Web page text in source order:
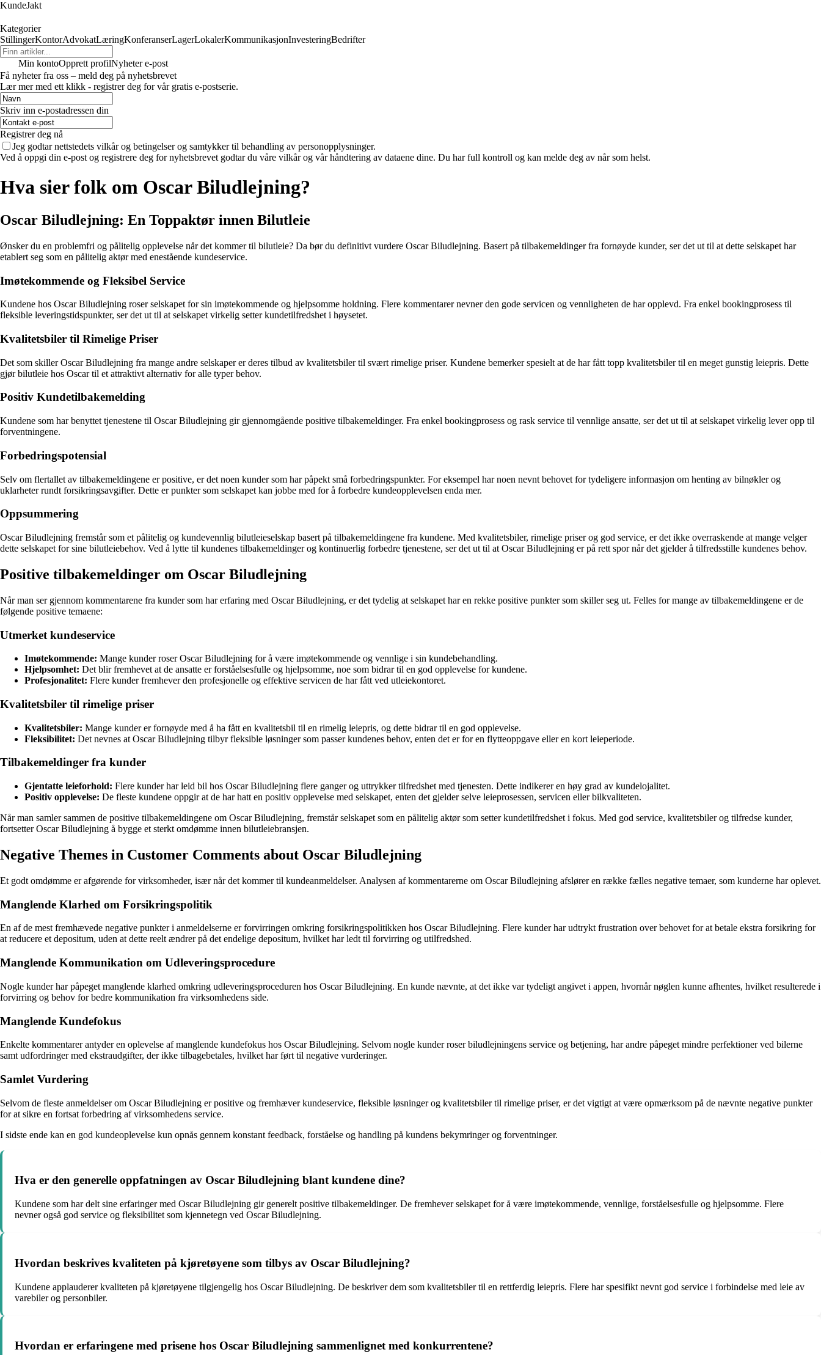
KundeJakt
Kategorier
StillingerKontorAdvokatLæringKonferanserLagerLokalerKommunikasjonInvesteringBedrifter
Min kontoOpprett profilNyheter e-post
Få nyheter fra oss – meld deg på nyhetsbrevet
Lær mer med ett klikk - registrer deg for vår gratis e-postserie.
Skriv inn e-postadressen din
Registrer deg nå
Jeg godtar nettstedets vilkår og betingelser og samtykker til behandling av personopplysninger.
Ved å oppgi din e-post og registrere deg for nyhetsbrevet godtar du våre vilkår og vår håndtering av dataene dine. Du har full kontroll og kan melde deg av når som helst.
Hva sier folk om Oscar Biludlejning?
Oscar Biludlejning: En Toppaktør innen Bilutleie
Ønsker du en problemfri og pålitelig opplevelse når det kommer til bilutleie? Da bør du definitivt vurdere Oscar Biludlejning. Basert på tilbakemeldinger fra fornøyde kunder, ser det ut til at dette selskapet har
etablert seg som en pålitelig aktør med enestående kundeservice.
Imøtekommende og Fleksibel Service
Kundene hos Oscar Biludlejning roser selskapet for sin imøtekommende og hjelpsomme holdning. Flere kommentarer nevner den gode servicen og vennligheten de har opplevd. Fra enkel bookingprosess til
fleksible leveringstidspunkter, ser det ut til at selskapet virkelig setter kundetilfredshet i høysetet.
Kvalitetsbiler til Rimelige Priser
Det som skiller Oscar Biludlejning fra mange andre selskaper er deres tilbud av kvalitetsbiler til svært rimelige priser. Kundene bemerker spesielt at de har fått topp kvalitetsbiler til en meget gunstig leiepris. Dette
gjør bilutleie hos Oscar til et attraktivt alternativ for alle typer behov.
Positiv Kundetilbakemelding
Kundene som har benyttet tjenestene til Oscar Biludlejning gir gjennomgående positive tilbakemeldinger. Fra enkel bookingprosess og rask service til vennlige ansatte, ser det ut til at selskapet virkelig lever opp til
forventningene.
Forbedringspotensial
Selv om flertallet av tilbakemeldingene er positive, er det noen kunder som har påpekt små forbedringspunkter. For eksempel har noen nevnt behovet for tydeligere informasjon om henting av bilnøkler og
uklarheter rundt forsikringsavgifter. Dette er punkter som selskapet kan jobbe med for å forbedre kundeopplevelsen enda mer.
Oppsummering
Oscar Biludlejning fremstår som et pålitelig og kundevennlig bilutleieselskap basert på tilbakemeldingene fra kundene. Med kvalitetsbiler, rimelige priser og god service, er det ikke overraskende at mange velger
dette selskapet for sine bilutleiebehov. Ved å lytte til kundenes tilbakemeldinger og kontinuerlig forbedre tjenestene, ser det ut til at Oscar Biludlejning er på rett spor når det gjelder å tilfredsstille kundenes behov.
Positive tilbakemeldinger om Oscar Biludlejning
Når man ser gjennom kommentarene fra kunder som har erfaring med Oscar Biludlejning, er det tydelig at selskapet har en rekke positive punkter som skiller seg ut. Felles for mange av tilbakemeldingene er de
følgende positive temaene:
Utmerket kundeservice
Imøtekommende: Mange kunder roser Oscar Biludlejning for å være imøtekommende og vennlige i sin kundebehandling.
Hjelpsomhet: Det blir fremhevet at de ansatte er forståelsesfulle og hjelpsomme, noe som bidrar til en god opplevelse for kundene.
Profesjonalitet: Flere kunder fremhever den profesjonelle og effektive servicen de har fått ved utleiekontoret.
Kvalitetsbiler til rimelige priser
Kvalitetsbiler: Mange kunder er fornøyde med å ha fått en kvalitetsbil til en rimelig leiepris, og dette bidrar til en god opplevelse.
Fleksibilitet: Det nevnes at Oscar Biludlejning tilbyr fleksible løsninger som passer kundenes behov, enten det er for en flytteoppgave eller en kort leieperiode.
Tilbakemeldinger fra kunder
Gjentatte leieforhold: Flere kunder har leid bil hos Oscar Biludlejning flere ganger og uttrykker tilfredshet med tjenesten. Dette indikerer en høy grad av kundelojalitet.
Positiv opplevelse: De fleste kundene oppgir at de har hatt en positiv opplevelse med selskapet, enten det gjelder selve leieprosessen, servicen eller bilkvaliteten.
Når man samler sammen de positive tilbakemeldingene om Oscar Biludlejning, fremstår selskapet som en pålitelig aktør som setter kundetilfredshet i fokus. Med god service, kvalitetsbiler og tilfredse kunder,
fortsetter Oscar Biludlejning å bygge et sterkt omdømme innen bilutleiebransjen.
Negative Themes in Customer Comments about Oscar Biludlejning
Et godt omdømme er afgørende for virksomheder, især når det kommer til kundeanmeldelser. Analysen af kommentarerne om Oscar Biludlejning afslører en række fælles negative temaer, som kunderne har oplevet.
Manglende Klarhed om Forsikringspolitik
En af de mest fremhævede negative punkter i anmeldelserne er forvirringen omkring forsikringspolitikken hos Oscar Biludlejning. Flere kunder har udtrykt frustration over behovet for at betale ekstra forsikring for
at reducere et depositum, uden at dette reelt ændrer på det endelige depositum, hvilket har ledt til forvirring og utilfredshed.
Manglende Kommunikation om Udleveringsprocedure
Nogle kunder har påpeget manglende klarhed omkring udleveringsproceduren hos Oscar Biludlejning. En kunde nævnte, at det ikke var tydeligt angivet i appen, hvornår nøglen kunne afhentes, hvilket resulterede i
forvirring og behov for bedre kommunikation fra virksomhedens side.
Manglende Kundefokus
Enkelte kommentarer antyder en oplevelse af manglende kundefokus hos Oscar Biludlejning. Selvom nogle kunder roser biludlejningens service og betjening, har andre påpeget mindre perfektioner ved bilerne
samt udfordringer med ekstraudgifter, der ikke tilbagebetales, hvilket har ført til negative vurderinger.
Samlet Vurdering
Selvom de fleste anmeldelser om Oscar Biludlejning er positive og fremhæver kundeservice, fleksible løsninger og kvalitetsbiler til rimelige priser, er det vigtigt at være opmærksom på de nævnte negative punkter
for at sikre en fortsat forbedring af virksomhedens service.
I sidste ende kan en god kundeoplevelse kun opnås gennem konstant feedback, forståelse og handling på kundens bekymringer og forventninger.
Hva er den generelle oppfatningen av Oscar Biludlejning blant kundene dine?
Kundene som har delt sine erfaringer med Oscar Biludlejning gir generelt positive tilbakemeldinger. De fremhever selskapet for å være imøtekommende, vennlige, forståelsesfulle og hjelpsomme. Flere
nevner også god service og fleksibilitet som kjennetegn ved Oscar Biludlejning.
Hvordan beskrives kvaliteten på kjøretøyene som tilbys av Oscar Biludlejning?
Kundene applauderer kvaliteten på kjøretøyene tilgjengelig hos Oscar Biludlejning. De beskriver dem som kvalitetsbiler til en rettferdig leiepris. Flere har spesifikt nevnt god service i forbindelse med leie av
varebiler og personbiler.
Hvordan er erfaringene med prisene hos Oscar Biludlejning sammenlignet med konkurrentene?